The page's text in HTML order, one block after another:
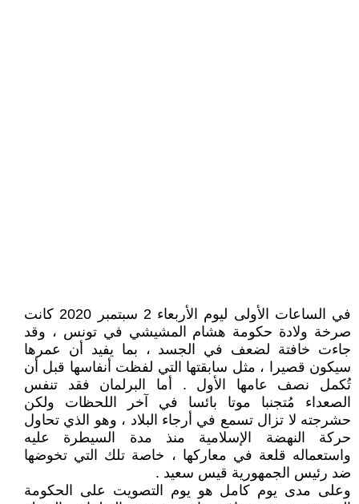
في الساعات الأولى ليوم الأربعاء 2 سبتمبر 2020 كانت
صرخة ولادة حكومة هشام المشيشي في تونس ، وقد
جاءت خافتة لضعف في الجسد ، بما يفيد أن عمرها
سيكون قصيرا ، مثل سابقتها التي لفظت أنفاسها قبل أن
تُكمل نصف عامها الأول . أما البرلمان فقد تنفس
الصعداء مُتجنبا موتا بائسا في آخر اللحظات ولكن
حشرجته لا تزال تسمع في أرجاء البلاد ، وهو الذي تحاول
حركة النهضة الإسلامية منذ مدة السيطرة عليه
واستعماله قلعة في معاركها ، خاصة تلك التي تخوضها
ضد رئيس الجمهورية قيس سعيد .
وعلى مدى يوم كامل هو يوم التصويت على الحكومة